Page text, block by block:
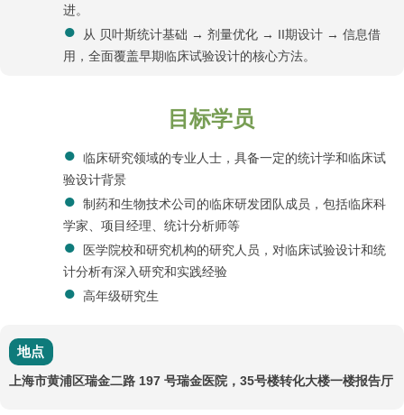
进。
从 贝叶斯统计基础 → 剂量优化 → II期设计 → 信息借
用，全面覆盖早期临床试验设计的核心方法。
目标学员
临床研究领域的专业人士，具备一定的统计学和临床试
验设计背景
制药和生物技术公司的临床研发团队成员，包括临床科
学家、项目经理、统计分析师等
医学院校和研究机构的研究人员，对临床试验设计和统
计分析有深入研究和实践经验
高年级研究生
地点
上海市黄浦区瑞金二路 197 号瑞金医院，35号楼转化大楼一楼报告厅